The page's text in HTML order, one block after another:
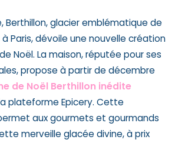
Berthillon, glacier emblématique de
à Paris, dévoile une nouvelle création
Noël. La maison, réputée pour ses
propose à partir de décembre
de Noël Berthillon inédite
plateforme Epicery. Cette
aux gourmets et gourmands
merveille glacée divine, à prix